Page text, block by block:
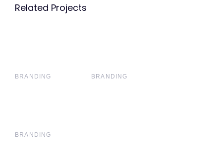
Related Projects
BRANDING BRANDING
BRANDING